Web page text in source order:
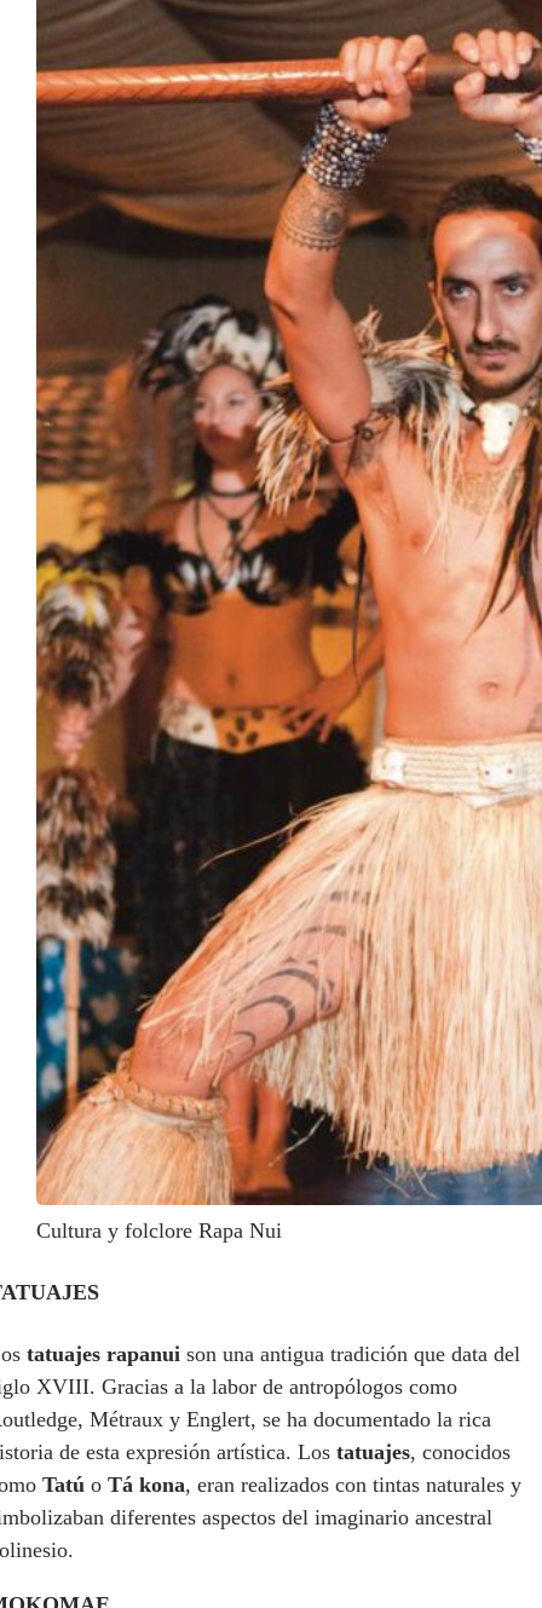
Cultura y folclore Rapa Nui
tatuajes rapanui son una antigua tradición que data del
XVIII. Gracias a la labor de antropólogos como
Métraux y Englert, se ha documentado la rica
de esta expresión artística. Los tatuajes, conocidos
Tatú o Tá kona, eran realizados con tintas naturales y
diferentes aspectos del imaginario ancestral